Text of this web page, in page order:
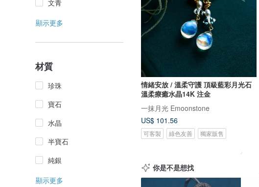
文青
顯示更多
材質
珍珠
寶石
水晶
半寶石
純銀
顯示更多
情緒安放 / 溫柔守護 頂級藍彩月光石
溫柔療癒水晶14K 注金
一抹月光 Emoonstone
US$ 101.56
可客製 綠色友善 獨家販售
你是不是想找